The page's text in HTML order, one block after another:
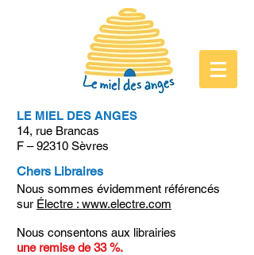
LE MIEL DES ANGES
14, rue Brancas
F – 92310 Sèvres
Chers Libraires
Nous sommes évidemment référencés
sur Électre : www.electre.com
Nous consentons aux librairies
une remise de 33 %.